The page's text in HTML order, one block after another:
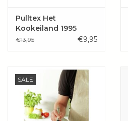
Pulltex Het
Kookeiland 1995
Kelnersmes Blauw
€13,95 €9,95
SALE